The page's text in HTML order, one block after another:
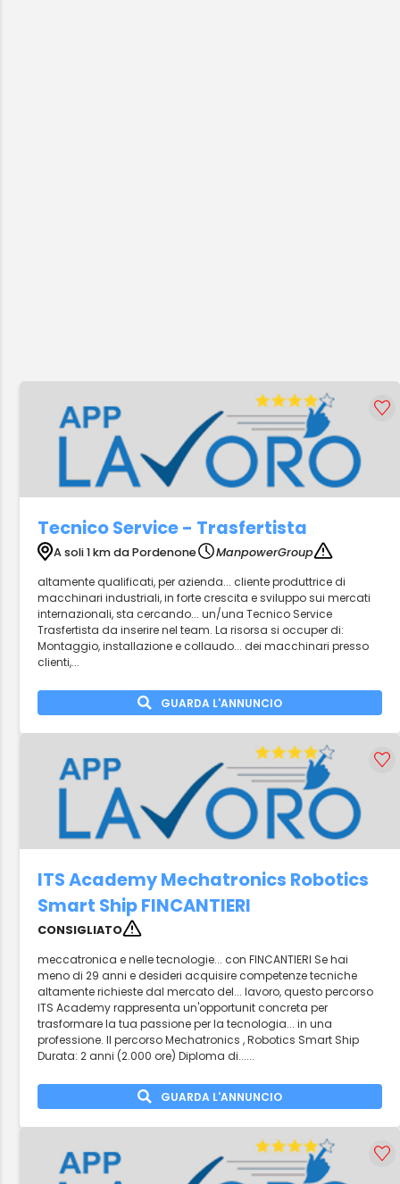
Tecnico Service - Trasfertista
A soli 1 km da Pordenone
ManpowerGroup
altamente qualificati, per azienda... cliente produttrice di
macchinari industriali, in forte crescita e sviluppo sui mercati
internazionali, sta cercando... un/una Tecnico Service
Trasfertista da inserire nel team. La risorsa si occuper di:
Montaggio, installazione e collaudo... dei macchinari presso
clienti,...
GUARDA L'ANNUNCIO
ITS Academy Mechatronics Robotics
Smart Ship FINCANTIERI
CONSIGLIATO
meccatronica e nelle tecnologie... con FINCANTIERI Se hai
meno di 29 anni e desideri acquisire competenze tecniche
altamente richieste dal mercato del... lavoro, questo percorso
ITS Academy rappresenta un'opportunit concreta per
trasformare la tua passione per la tecnologia... in una
professione. Il percorso Mechatronics , Robotics Smart Ship
Durata: 2 anni (2.000 ore) Diploma di......
GUARDA L'ANNUNCIO